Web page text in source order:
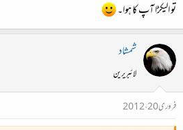
تو الیکڑا آپ کا ہوا۔
شمشاد
لائبریرین
فروری 20، 2012